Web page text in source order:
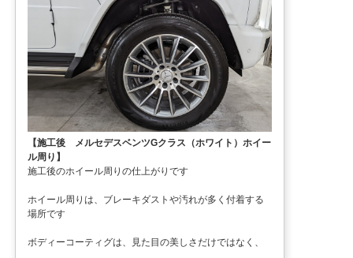
【施工後 メルセデスベンツGクラス（ホワイト）ホイー
ル周り】
施工後のホイール周りの仕上がりです
ホイール周りは、ブレーキダストや汚れが多く付着する
場所です
ボディーコーティグは、見た目の美しさだけではなく、